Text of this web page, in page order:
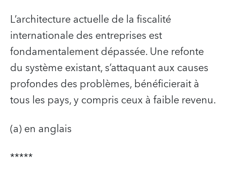
L’architecture actuelle de la fiscalité
internationale des entreprises est
fondamentalement dépassée. Une refonte
du système existant, s’attaquant aux causes
profondes des problèmes, bénéficierait à
tous les pays, y compris ceux à faible revenu.
(a) en anglais
*****